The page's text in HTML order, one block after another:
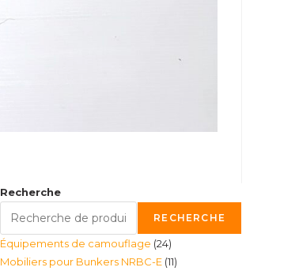
Recherche
RECHERCHE
Équipements de camouflage 2424
produits
Mobiliers pour Bunkers NRBC-E 1111